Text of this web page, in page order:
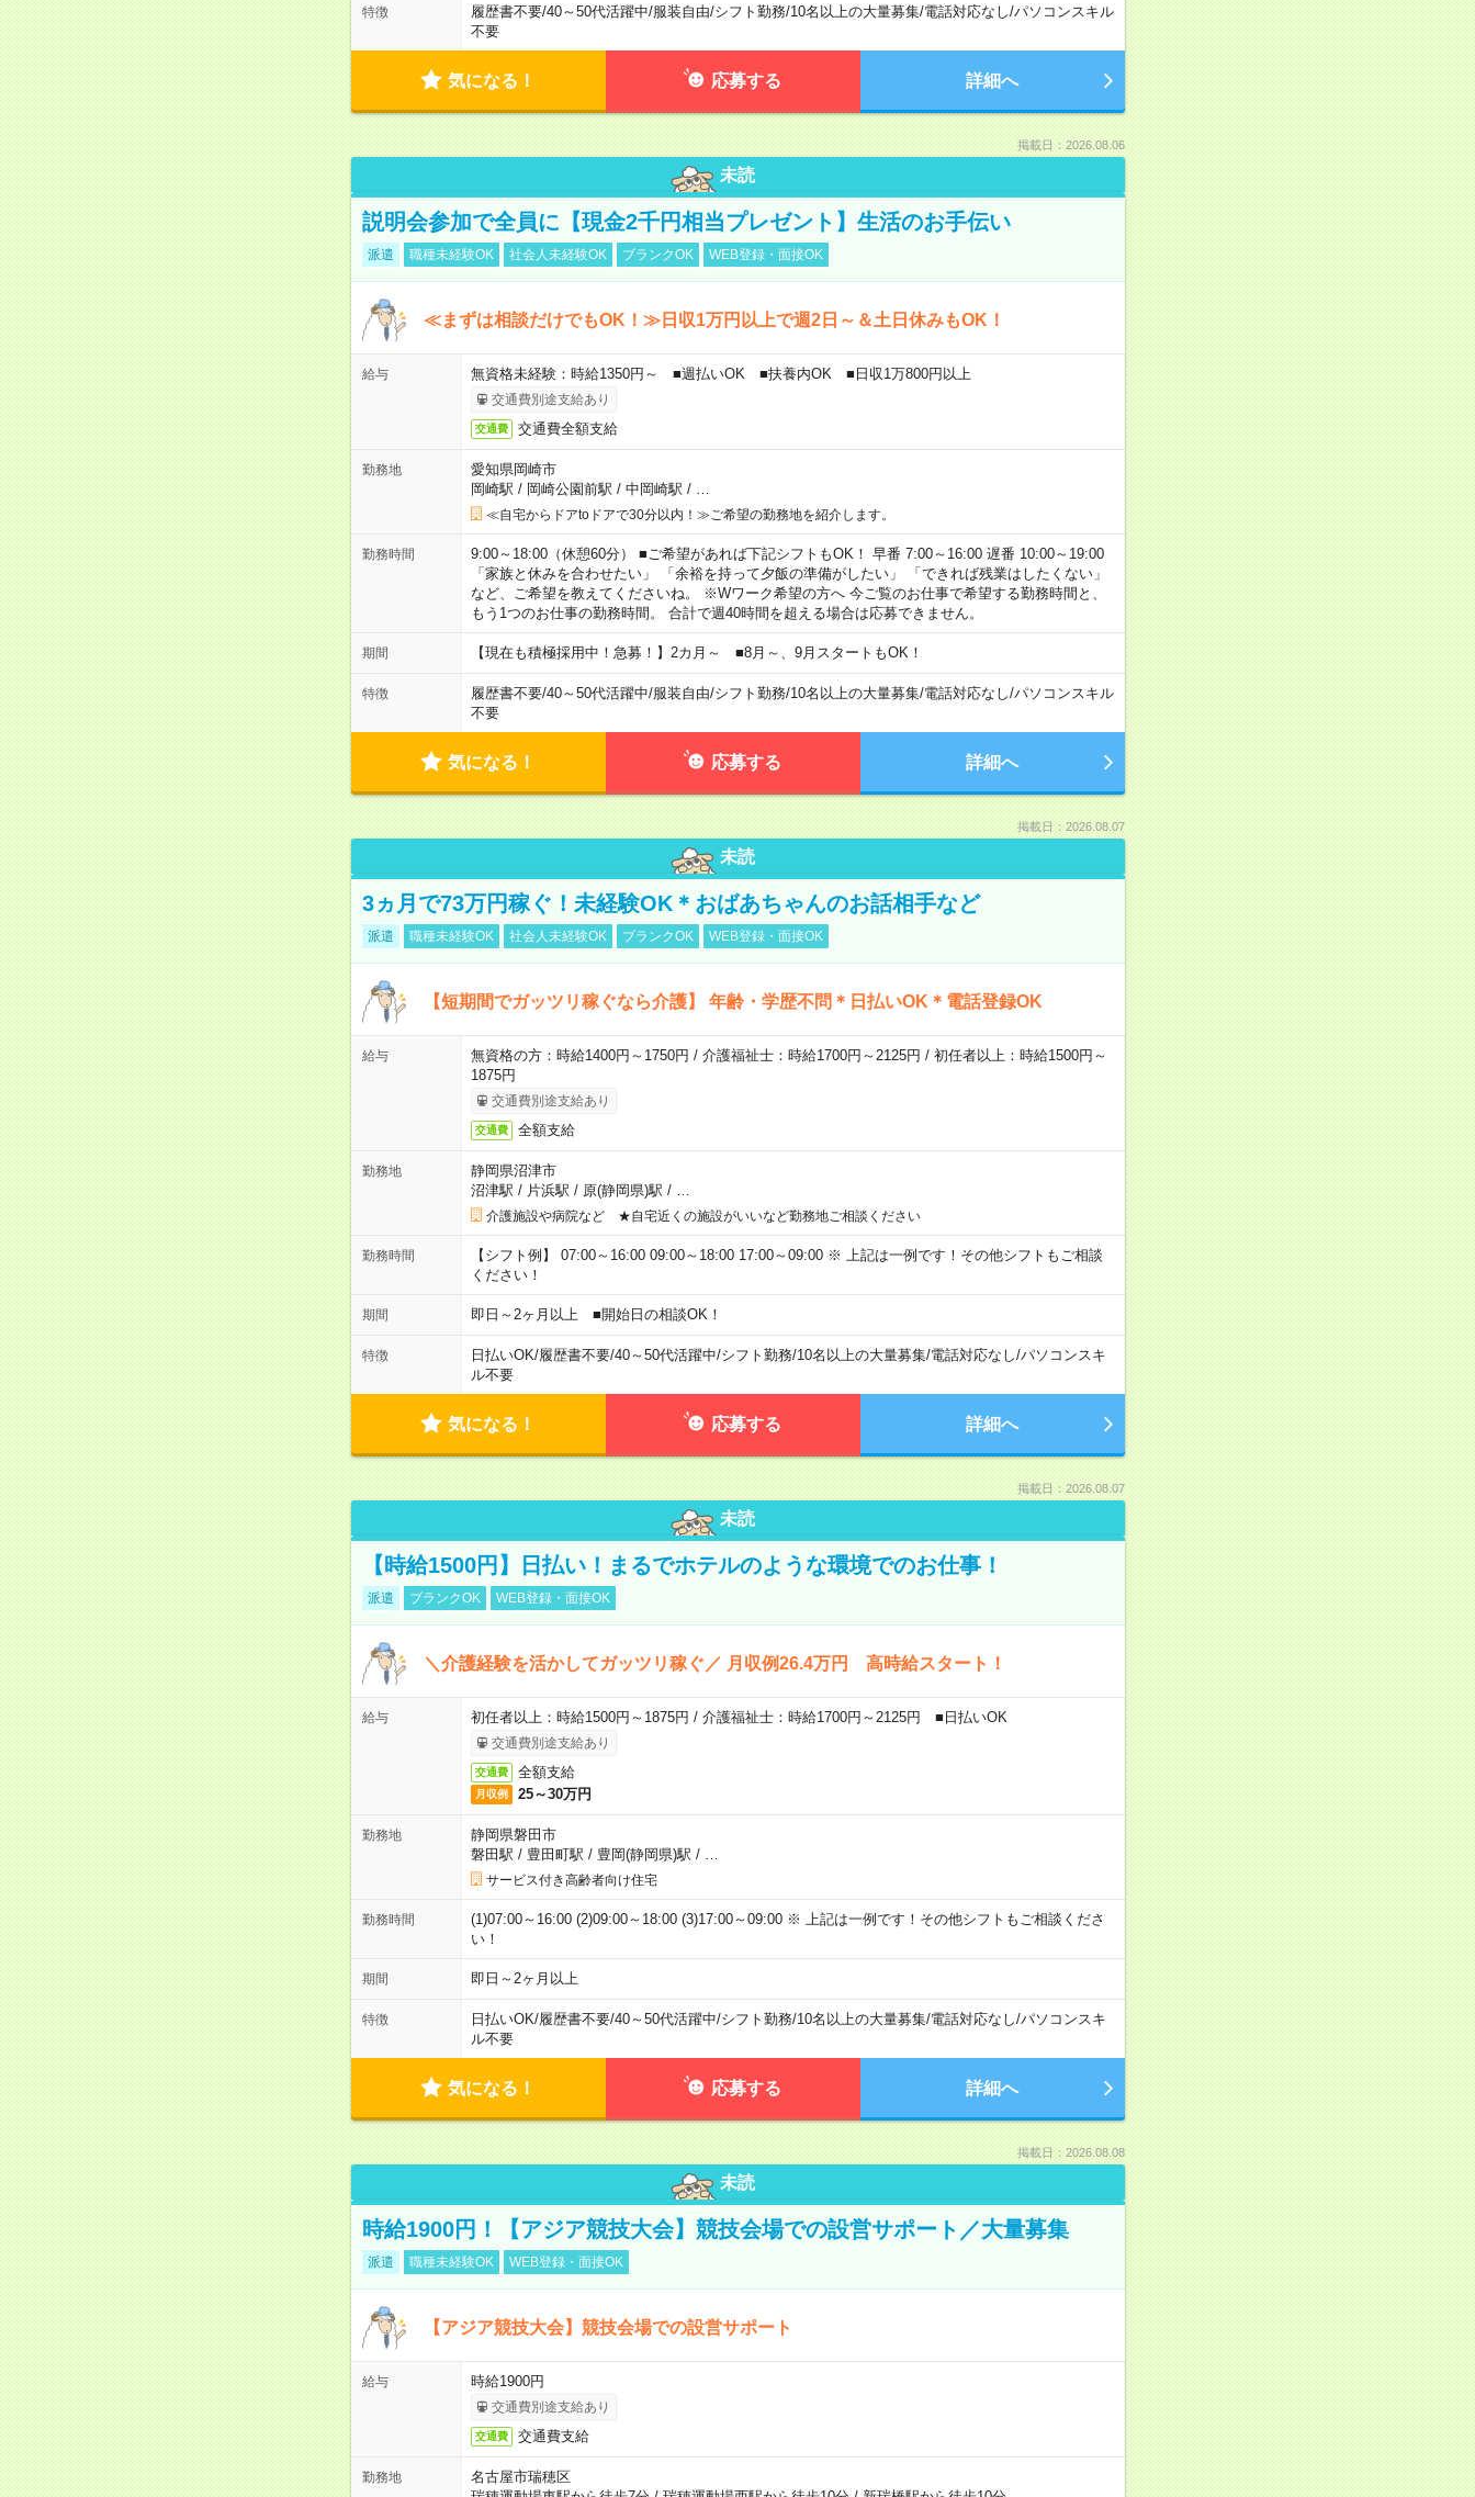
特徴 履歴書不要/40～50代活躍中/服装自由/シフト勤務/10名以上の大量募集/電話対応なし/パソコンスキル
不要
気になる！ 応募する 詳細へ
掲載日：2026.08.06
未読
説明会参加で全員に【現金2千円相当プレゼント】生活のお手伝い
派遣 職種未経験OK 社会人未経験OK ブランクOK WEB登録・面接OK
≪まずは相談だけでもOK！≫日収1万円以上で週2日～＆土日休みもOK！
給与 無資格未経験：時給1350円～ ■週払いOK ■扶養内OK ■日収1万800円以上
交通費別途支給あり
交通費 交通費全額支給
勤務地
愛知県岡崎市
岡崎駅 / 岡崎公園前駅 / 中岡崎駅 /
≪自宅からドアtoドアで30分以内！≫ご希望の勤務地を紹介します。
勤務時間
9:00～18:00（休憩60分） ■ご希望があれば下記シフトもOK！ 早番 7:00～16:00 遅番 10:00～19:00
「家族と休みを合わせたい」 「余裕を持って夕飯の準備がしたい」 「できれば残業はしたくない」
など、ご希望を教えてくださいね。 ※Wワーク希望の方へ 今ご覧のお仕事で希望する勤務時間と、
もう1つのお仕事の勤務時間。 合計で週40時間を超える場合は応募できません。
期間 【現在も積極採用中！急募！】2カ月～ ■8月～、9月スタートもOK！
特徴 履歴書不要/40～50代活躍中/服装自由/シフト勤務/10名以上の大量募集/電話対応なし/パソコンスキル
不要
気になる！ 応募する 詳細へ
掲載日：2026.08.07
未読
3ヵ月で73万円稼ぐ！未経験OK＊おばあちゃんのお話相手など
派遣 職種未経験OK 社会人未経験OK ブランクOK WEB登録・面接OK
【短期間でガッツリ稼ぐなら介護】 年齢・学歴不問＊日払いOK＊電話登録OK
給与
無資格の方：時給1400円～1750円 / 介護福祉士：時給1700円～2125円 / 初任者以上：時給1500円～
1875円
交通費別途支給あり
交通費 全額支給
勤務地
静岡県沼津市
沼津駅 / 片浜駅 / 原(静岡県)駅 /
介護施設や病院など ★自宅近くの施設がいいなど勤務地ご相談ください
勤務時間
【シフト例】 07:00～16:00 09:00～18:00 17:00～09:00 ※ 上記は一例です！その他シフトもご相談
ください！
期間 即日～2ヶ月以上 ■開始日の相談OK！
特徴 日払いOK/履歴書不要/40～50代活躍中/シフト勤務/10名以上の大量募集/電話対応なし/パソコンスキ
ル不要
気になる！ 応募する 詳細へ
掲載日：2026.08.07
未読
【時給1500円】日払い！まるでホテルのような環境でのお仕事！
派遣 ブランクOK WEB登録・面接OK
＼介護経験を活かしてガッツリ稼ぐ／ 月収例26.4万円 高時給スタート！
給与 初任者以上：時給1500円～1875円 / 介護福祉士：時給1700円～2125円 ■日払いOK
交通費別途支給あり
交通費 全額支給
月収例 25～30万円
勤務地
静岡県磐田市
磐田駅 / 豊田町駅 / 豊岡(静岡県)駅 /
サービス付き高齢者向け住宅
勤務時間
(1)07:00～16:00 (2)09:00～18:00 (3)17:00～09:00 ※ 上記は一例です！その他シフトもご相談くださ
い！
期間 即日～2ヶ月以上
特徴 日払いOK/履歴書不要/40～50代活躍中/シフト勤務/10名以上の大量募集/電話対応なし/パソコンスキ
ル不要
気になる！ 応募する 詳細へ
掲載日：2026.08.08
未読
時給1900円！【アジア競技大会】競技会場での設営サポート／大量募集
派遣 職種未経験OK WEB登録・面接OK
【アジア競技大会】競技会場での設営サポート
給与 時給1900円
交通費別途支給あり
交通費 交通費支給
勤務地
名古屋市瑞穂区